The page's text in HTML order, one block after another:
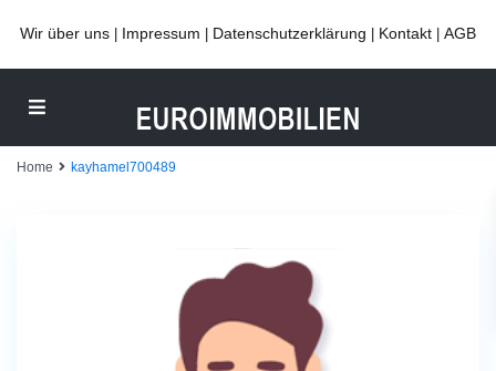
Wir über uns Impressum Datenschutzerklärung Kontakt AGB
Home kayhamel700489